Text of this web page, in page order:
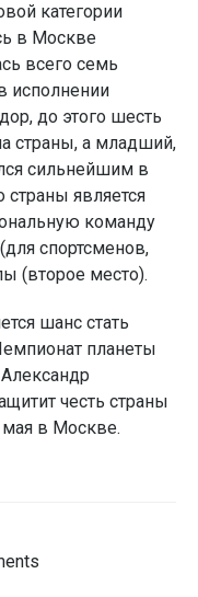
категории
в Москве
всего семь
исполнении
до этого шесть
страны, а младший,
сильнейшим в
страны является
команду
спортсменов,
(второе место).
шанс стать
планеты
честь страны
мая в Москве.